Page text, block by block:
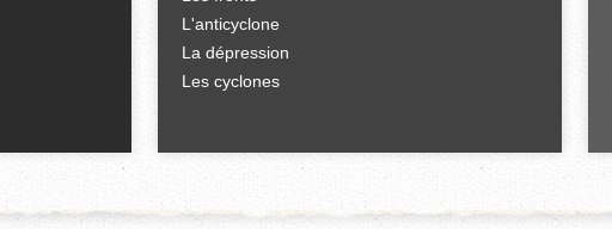
L'anticyclone
La dépression
Les cyclones